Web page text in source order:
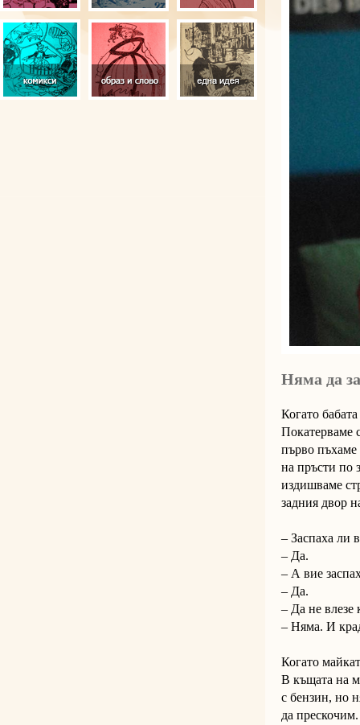
Няма да
Когато
Покатерваме
първо пъхаме
на пръсти по
издишваме
задния двор
– Заспаха ли
– Да.
– А вие
– Да.
– Да не влезе
– Няма. И
Когато
В къщата на
с бензин, но
да